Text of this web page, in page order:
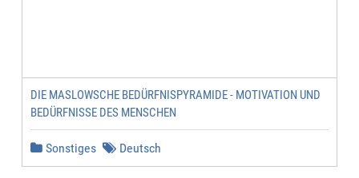
DIE MASLOWSCHE BEDÜRFNISPYRAMIDE - MOTIVATION UND
BEDÜRFNISSE DES MENSCHEN
Sonstiges Deutsch